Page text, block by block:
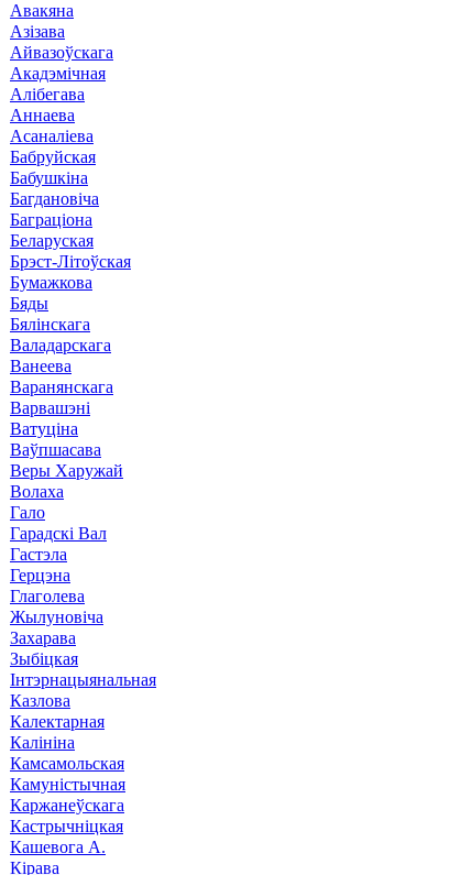
Авакяна
Азізава
Айвазоўскага
Акадэмічная
Алібегава
Аннаева
Асаналіева
Бабруйская
Бабушкіна
Багдановіча
Баграціона
Беларуская
Брэст-Літоўская
Бумажкова
Бяды
Бялінскага
Валадарскага
Ванеева
Варанянскага
Варвашэні
Ватуціна
Ваўпшасава
Веры Харужай
Волаха
Гало
Гарадскі Вал
Гастэла
Герцэна
Глаголева
Жылуновіча
Захарава
Зыбіцкая
Інтэрнацыянальная
Казлова
Калектарная
Калініна
Камсамольская
Камуністычная
Каржанеўскага
Кастрычніцкая
Кашевога А.
Кірава